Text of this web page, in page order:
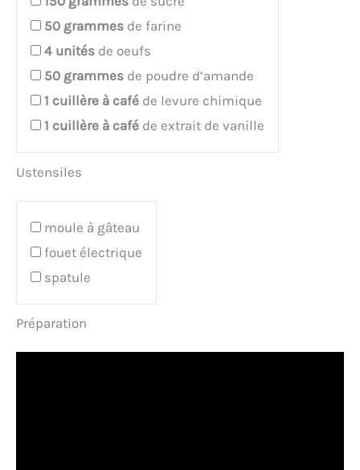
50 grammes de farine
4 unités de oeufs
50 grammes de poudre d’amande
1 cuillère à café de levure chimique
1 cuillère à café de extrait de vanille
Ustensiles
moule à gâteau
fouet électrique
spatule
Préparation